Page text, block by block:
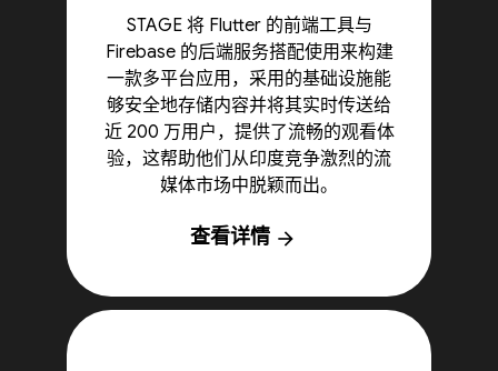
STAGE 将 Flutter 的前端工具与
Firebase 的后端服务搭配使用来构建
一款多平台应用，采用的基础设施能
够安全地存储内容并将其实时传送给
近 200 万用户，提供了流畅的观看体
验，这帮助他们从印度竞争激烈的流
媒体市场中脱颖而出。
查看详情 arrow_forward